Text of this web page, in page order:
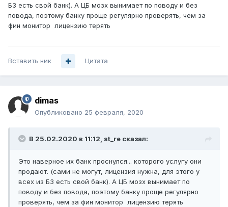
Б3 есть свой банк). А ЦБ мозх вынимает по поводу и без
повода, поэтому банку проще регулярно проверять, чем за
фин монитор лицензию терять
Вставить ник Цитата
dimas
Опубликовано 25 февраля, 2020
В 25.02.2020 в 11:12, st_re сказал:
Это наверное их банк проснулся... которого услугу они
продают. (сами не могут, лицензия нужна, для этого у
всех из Б3 есть свой банк). А ЦБ мозх вынимает по
поводу и без повода, поэтому банку проще регулярно
проверять, чем за фин монитор лицензию терять